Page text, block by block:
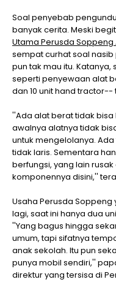
Soal penyebab
banyak cerita. Meski
Utama Perusda Soppeng
sempat curhat soal
pun tak mau itu.
seperti penyewaan alat
dan 10 unit hand
''Ada alat berat tidak
awalnya alatnya tidak
untuk mengelolanya.
tidak laris. Sementara
berfungsi, yang lain
komponennya disini,''
Usaha Perusda Soppeng
lagi, saat ini hanya dua
''Yang bagus hingga
umum, tapi sifatnya
anak sekolah. Itu pun
punya mobil sendiri,''
direktur yang tersisa di